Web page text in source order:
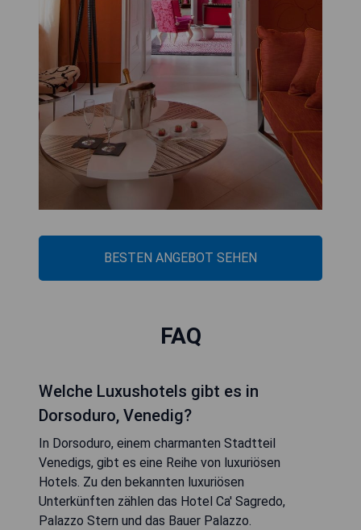
BESTEN ANGEBOT SEHEN
FAQ
Welche Luxushotels gibt es in
Dorsoduro, Venedig?
In Dorsoduro, einem charmanten Stadtteil
Venedigs, gibt es eine Reihe von luxuriösen
Hotels. Zu den bekannten luxuriösen
Unterkünften zählen das Hotel Ca' Sagredo,
Palazzo Stern und das Bauer Palazzo.